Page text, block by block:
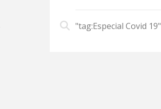
"tag:Especial Covid 19"